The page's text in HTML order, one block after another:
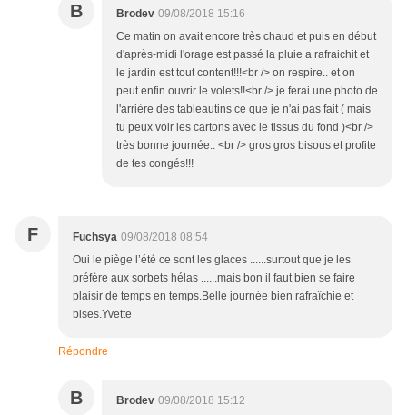
B Brodev 09/08/2018 15:16
Ce matin on avait encore très chaud et puis en début
d'après-midi l'orage est passé la pluie a rafraichit et
le jardin est tout content!!!<br /> on respire.. et on
peut enfin ouvrir le volets!!<br /> je ferai une photo de
l'arrière des tableautins ce que je n'ai pas fait ( mais
tu peux voir les cartons avec le tissus du fond )<br />
très bonne journée.. <br /> gros gros bisous et profite
de tes congés!!!
F Fuchsya 09/08/2018 08:54
Oui le piège l’été ce sont les glaces ......surtout que je les
préfère aux sorbets hélas ......mais bon il faut bien se faire
plaisir de temps en temps.Belle journée bien rafraîchie et
bises.Yvette
Répondre
B Brodev 09/08/2018 15:12